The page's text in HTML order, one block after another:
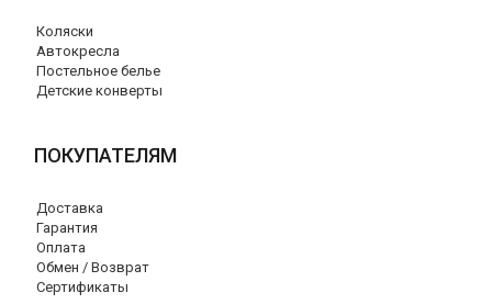
Коляски
Автокресла
Постельное белье
Детские конверты
ПОКУПАТЕЛЯМ
Доставка
Гарантия
Оплата
Обмен / Возврат
Сертификаты